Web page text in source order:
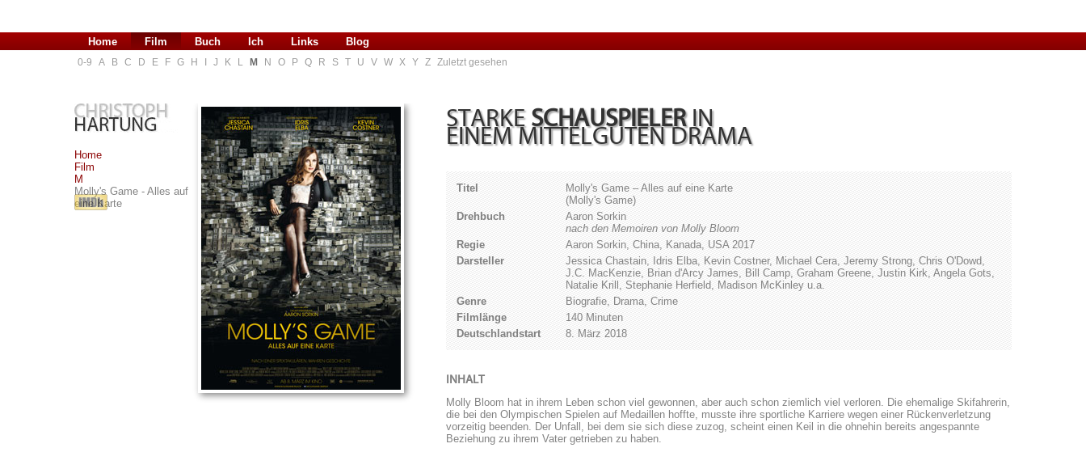
Home Film Buch Ich Links Blog
0-9 A B C D E F G H J K L M N O P Q R S T U V W X Y Z Zuletzt gesehen
Home
Film
M
Molly's Game - Alles auf
eine Karte
STARKE SCHAUSPIELERIN
EINEM MITTELGUTEN DRAMA
Titel
Molly's Game – Alles auf eine Karte
(Molly's Game)
Drehbuch
Aaron Sorkin
nach den Memoiren von Molly Bloom
Regie
Aaron Sorkin, China, Kanada, USA 2017
Darsteller
Jessica Chastain, Idris Elba, Kevin Costner, Michael Cera, Jeremy Strong, Chris O'Dowd,
J.C. MacKenzie, Brian d'Arcy James, Bill Camp, Graham Greene, Justin Kirk, Angela Gots,
Natalie Krill, Stephanie Herfield, Madison McKinley u.a.
Genre
Biografie, Drama, Crime
Filmlänge
140 Minuten
Deutschlandstart
8. März 2018
INHALT
Molly Bloom hat in ihrem Leben schon viel gewonnen, aber auch schon ziemlich viel verloren. Die ehemalige Skifahrerin,
die bei den Olympischen Spielen auf Medaillen hoffte, musste ihre sportliche Karriere wegen einer Rückenverletzung
vorzeitig beenden. Der Unfall, bei dem sie sich diese zuzog, scheint einen Keil in die ohnehin bereits angespannte
Beziehung zu ihrem Vater getrieben zu haben.